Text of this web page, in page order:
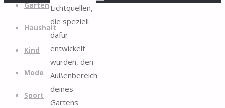
Garten
Haushalt
Kind
Mode
Sport
Lichtquellen,
die speziell
dafür
entwickelt
wurden, den
Außenbereich
deines
Gartens